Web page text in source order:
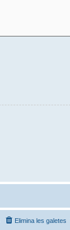
Elimina les galetes